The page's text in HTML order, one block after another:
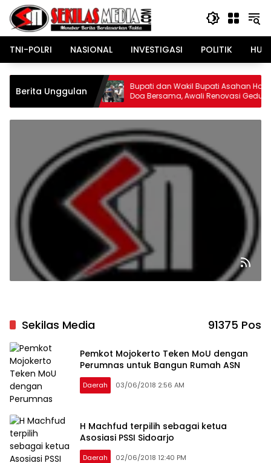
Langsung
konten
TNI-POLRI
NASIONAL INVESTIGASI POLITIK
Berita Unggulan
Rakorpem,
ke-81 RI dan
Prioritas 2027
Bupati dan Wakil Bupati Asahan Hadiri
Doa Bersama, Awali Renovasi Gedung
Kantor Imigrasi
Sekilas Media 91375 Pos
Pemkot Mojokerto Teken MoU dengan
Perumnas untuk Bangun Rumah ASN
Daerah 03/06/2018 2:56 AM
H Machfud terpilih sebagai ketua
Asosiasi PSSI Sidoarjo
Daerah 02/06/2018 12:40 PM